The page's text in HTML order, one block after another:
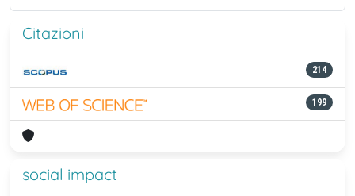
Citazioni
214
199
social impact